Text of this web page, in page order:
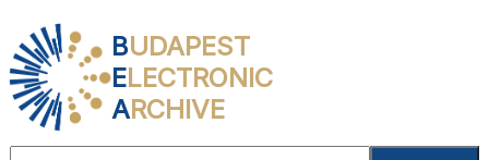
BUDAPEST
ELECTRONIC
ARCHIVE